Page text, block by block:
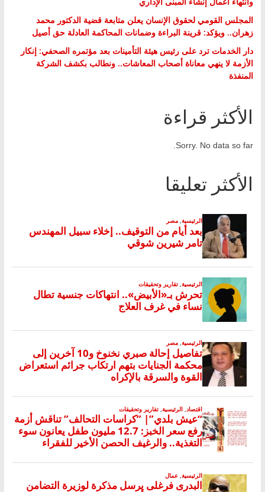
المجلس القومي لحقوق الإنسان يعلن متابعة قضية الدكتور محمد
زهران.. ويؤكد: قرينة البراءة وضمانات المحاكمة العادلة حق أصيل
دار الخدمات ترد على رئيس هيئة التأمينات بعد مؤتمره الصحفي: إنكار
الأزمة لا ينهي معاناة أصحاب المعاشات.. ونطالب بكشف الشركة
المنفذة
الأكثر قراءة
Sorry. No data so far.
الأكثر تعليقا